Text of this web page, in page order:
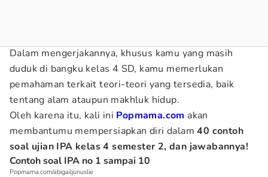
Dalam mengerjakannya, khusus kamu yang masih
duduk di bangku kelas 4 SD, kamu memerlukan
pemahaman terkait teori-teori yang tersedia, baik
tentang alam ataupun makhluk hidup.
Oleh karena itu, kali ini Popmama.com akan
membantumu mempersiapkan diri dalam40 contoh
soal ujian IPA kelas 4 semester 2, dan jawabannya!
Contoh soal IPA no 1 sampai 10
Popmama.com/abigailjunuslie